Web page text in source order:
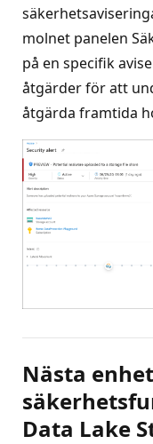
molnet panelen
på en specifik
åtgärder för att
åtgärda framtida
Nästa
Data Lake